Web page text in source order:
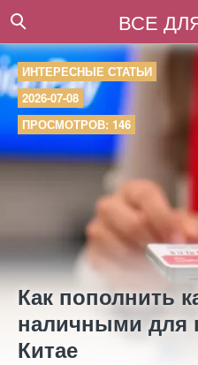
ВСЕ
ИНТЕРЕСНЫЕ СТАТЬИ
2026-07-08
ПРОСМОТРОВ: 146
Как пополнить
наличными для
Китае